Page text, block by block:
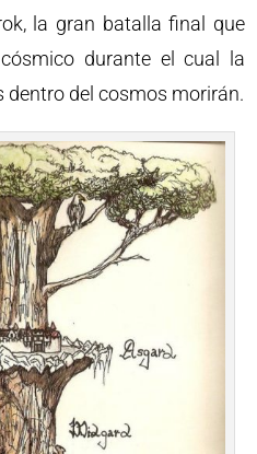
la gran batalla final que
durante el cual la
dentro del cosmos morirán.